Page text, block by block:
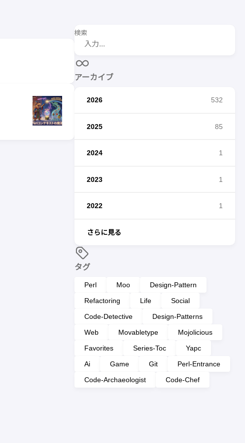
検索
アーカイブ
2026 532
2025 85
2024 1
2023 1
2022 1
さらに見る
タグ
Perl Moo
Design-Pattern
Refactoring
Life
Social
Code-Detective
Design-Patterns
Web
Movabletype
Mojolicious
Favorites
Series-Toc
Yapc
Ai
Game Git
Perl-Entrance
Code-Archaeologist
Code-Chef